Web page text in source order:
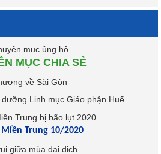
MỤC CHIA SẺ
Trung 10/2020